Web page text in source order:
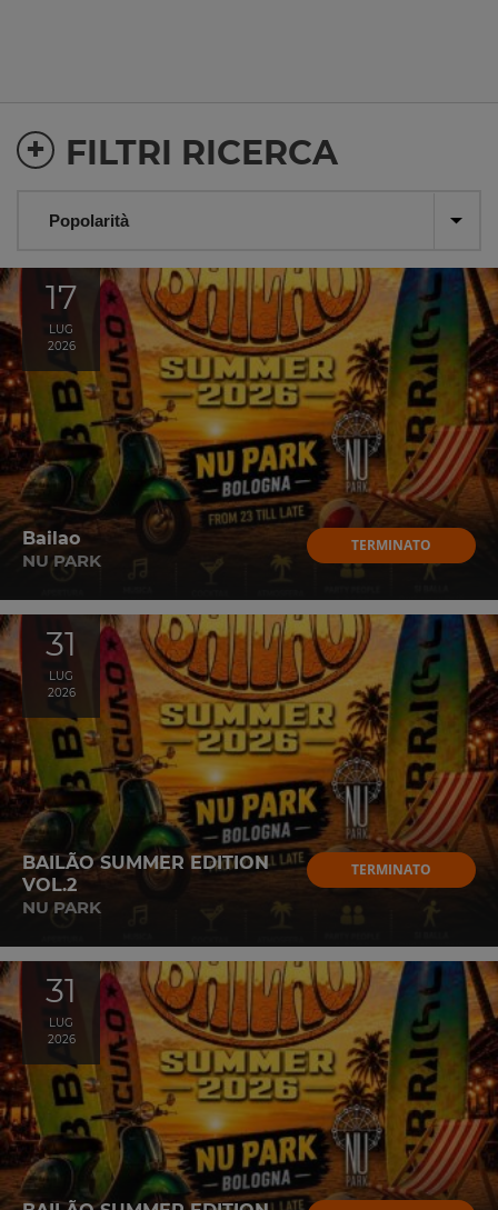
FILTRI RICERCA
+
17
LUG
2026
Bailao
NU PARK
TERMINATO
31
LUG
2026
BAILÃO SUMMER EDITION
VOL.2
NU PARK
TERMINATO
31
LUG
2026